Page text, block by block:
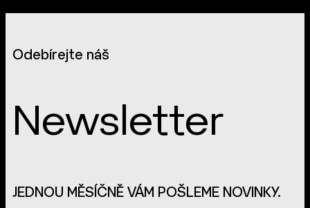
Odebírejte náš
Newsletter
JEDNOU MĚSÍČNĚ VÁM POŠLEME NOVINKY.